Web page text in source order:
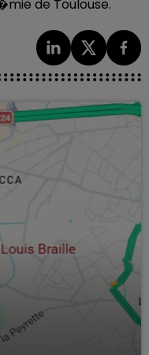
de Toulouse.